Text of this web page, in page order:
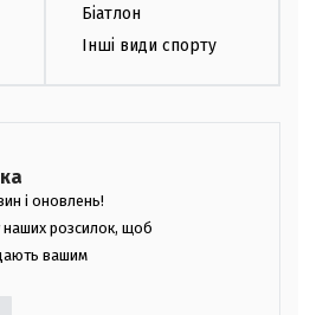
Біатлон
Інші види спорту
і оновлень!
наших розсилок, щоб
вашим